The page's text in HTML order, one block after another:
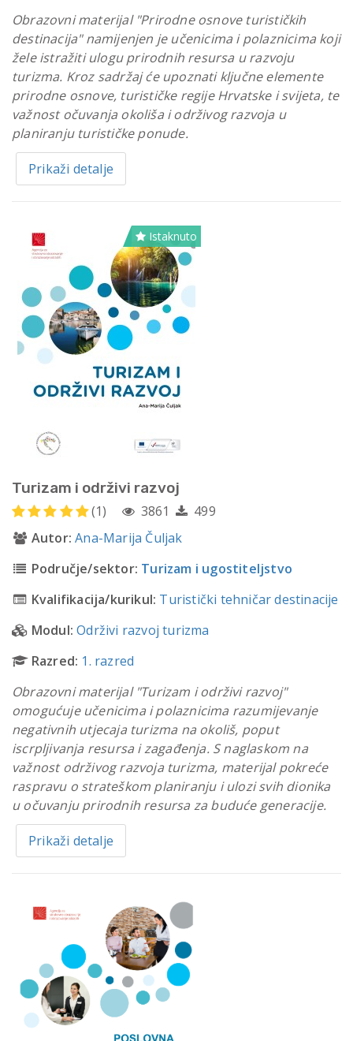
Obrazovni materijal "Prirodne osnove turističkih
destinacija" namijenjen je učenicima i polaznicima koji
žele istražiti ulogu prirodnih resursa u razvoju
turizma. Kroz sadržaj će upoznati ključne elemente
prirodne osnove, turističke regije Hrvatske i svijeta, te
važnost očuvanja okoliša i održivog razvoja u
planiranju turističke ponude.
Prikaži detalje
Istaknuto
Turizam i održivi razvoj
(1) 3861
499
Autor: Ana-Marija Čuljak
Područje/sektor: Turizam i ugostiteljstvo
Kvalifikacija/kurikul: Turistički tehničar destinacije
Modul: Održivi razvoj turizma
Razred: 1. razred
Obrazovni materijal "Turizam i održivi razvoj"
omogućuje učenicima i polaznicima razumijevanje
negativnih utjecaja turizma na okoliš, poput
iscrpljivanja resursa i zagađenja. S naglaskom na
važnost održivog razvoja turizma, materijal pokreće
raspravu o strateškom planiranju i ulozi svih dionika
u očuvanju prirodnih resursa za buduće generacije.
Prikaži detalje